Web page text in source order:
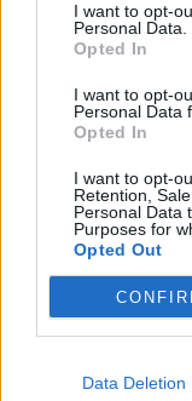
I want to opt-
Personal Data.
Opted In
I want to opt-
Personal Data
Opted In
I want to opt-
Retention,
Personal Data
Purposes for
Opted Out
Data Deletion
AVOPOLIS.NEWS TEAM ΣΕΠ
Avopolis Poll:
album όλων
τεύχος του
SONIK Ιcons
Coffee…